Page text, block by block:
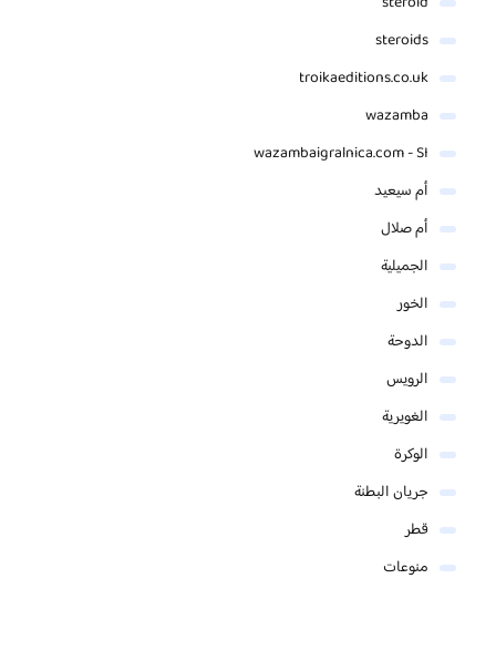
steroids
troikaeditions.co.uk
wazamba
wazambaigralnica.com - SI
أم سيعيد
أم صلال
الجميلية
الخور
الدوحة
الرويس
الغويرية
الوكرة
جريان البطنة
قطر
منوعات